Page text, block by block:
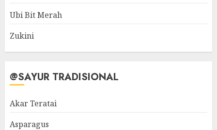
Ubi Bit Merah
Zukini
@SAYUR TRADISIONAL
Akar Teratai
Asparagus